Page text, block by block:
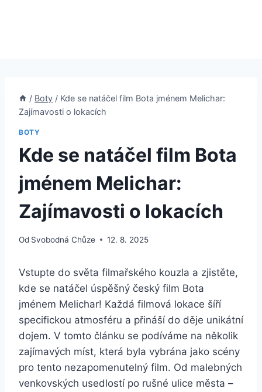
/ Boty / Kde se natáčel film Bota jménem Melichar:
Zajímavosti o lokacích
BOTY
Kde se natáčel film Bota
jménem Melichar:
Zajímavosti o lokacích
Od Svobodná Chůze 12. 8. 2025
Vstupte do světa filmařského kouzla a zjistěte,
kde se⁣ natáčel úspěšný český film Bota
jménem Melichar! Každá filmová ​lokace šíří
specifickou atmosféru a přináší do⁣ děje unikátní
dojem. V tomto článku se podíváme na několik
zajímavých míst, která​ byla vybrána jako scény
pro tento nezapomenutelný film. ⁢Od malebných
venkovských⁢ usedlostí po ​rušné ulice města ⁢–